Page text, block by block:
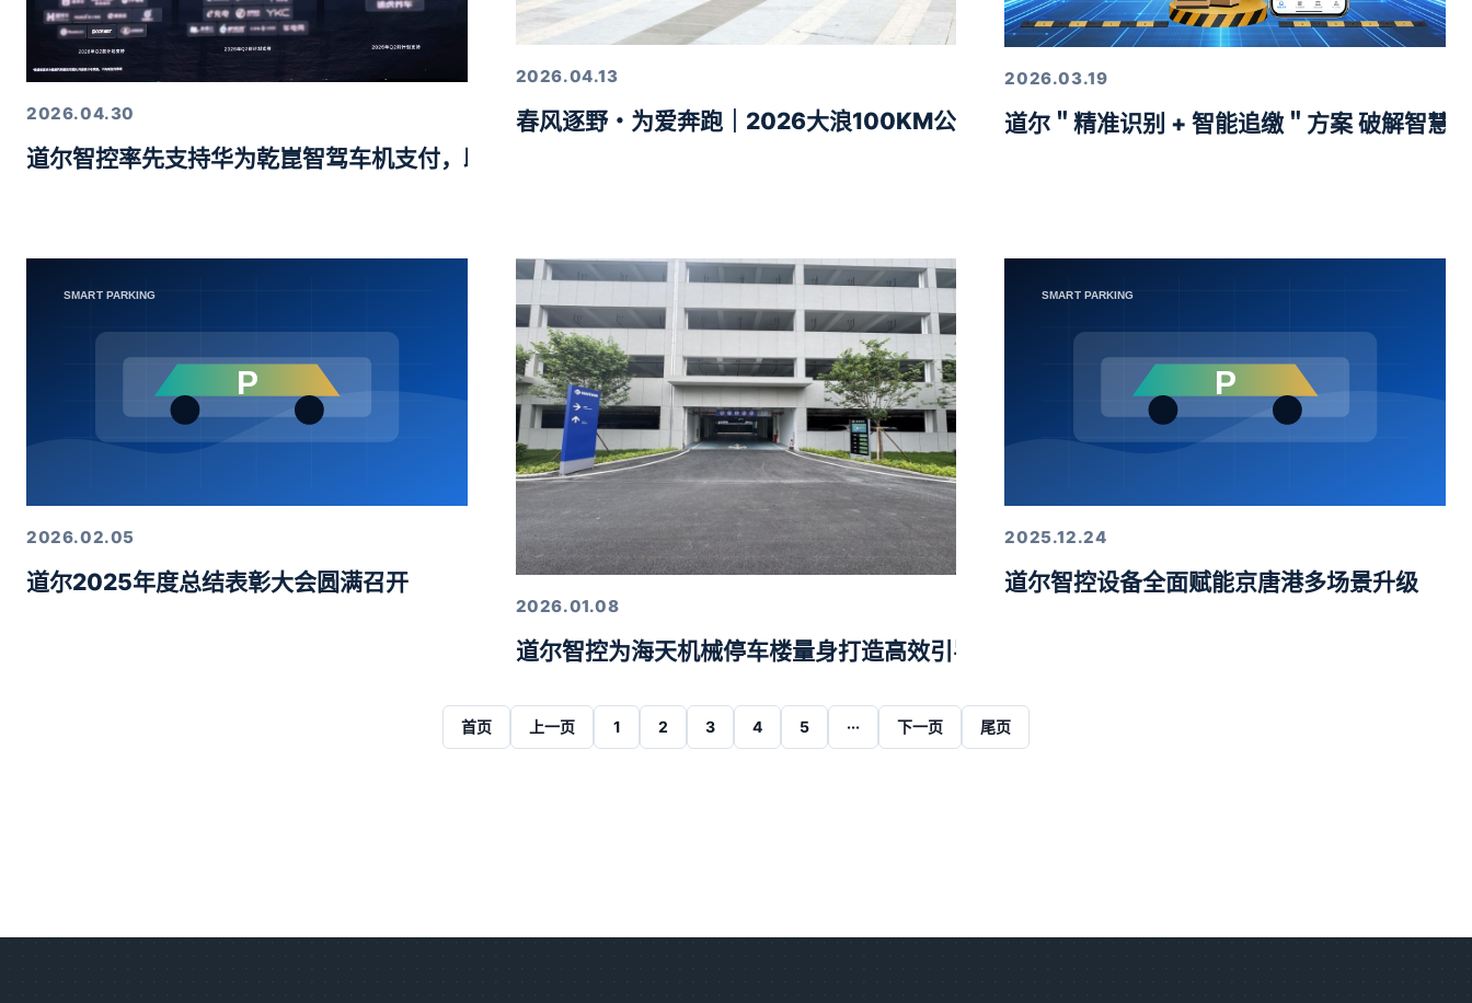
2026.04.30
道尔智控率先支持华为乾崑智驾车机支付，助力10分钟智驾生活圈落地
2026.04.13
春风逐野・为爱奔跑｜2026大浪100KM公益挑战赛圆满举行
2026.03.19
道尔＂精准识别 + 智能追缴＂方案 破解智慧
2026.02.05
道尔2025年度总结表彰大会圆满召开
2026.01.08
道尔智控为海天机械停车楼量身打造高效引导解决方案
2025.12.24
道尔智控设备全面赋能京唐港多场景升级
首页 上一页 1 2 3 4 5 ··· 下一页 尾页